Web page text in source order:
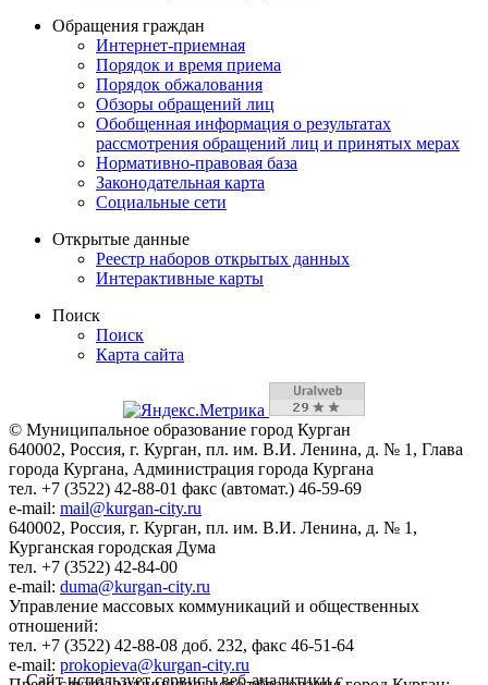
Обращения граждан
Интернет-приемная
Порядок и время приема
Порядок обжалования
Обзоры обращений лиц
Обобщенная информация о результатах
рассмотрения обращений лиц и принятых мерах
Нормативно-правовая база
Законодательная карта
Социальные сети
Открытые данные
Реестр наборов открытых данных
Интерактивные карты
Поиск
Поиск
Карта сайта
© Муниципальное образование город Курган
640002, Россия, г. Курган, пл. им. В.И. Ленина, д. № 1, Глава
города Кургана, Администрация города Кургана
тел. +7 (3522) 42-88-01 факс (автомат.) 46-59-69
e-mail: mail@kurgan-city.ru
640002, Россия, г. Курган, пл. им. В.И. Ленина, д. № 1,
Курганская городская Дума
тел. +7 (3522) 42-84-00
e-mail: duma@kurgan-city.ru
Управление массовых коммуникаций и общественных
отношений:
тел. +7 (3522) 42-88-08 доб. 232, факс 46-51-64
e-mail: prokopieva@kurgan-city.ru
Сайт использует сервисы веб-аналитики с